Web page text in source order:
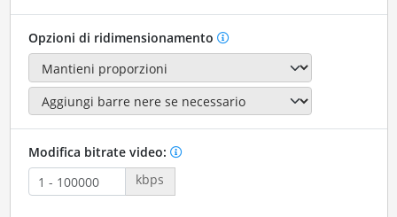
Opzioni di ridimensionamento
Modifica bitrate video:
kbps